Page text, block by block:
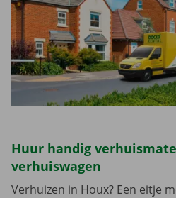
Huur handig
verhuiswagen
Verhuizen in Houx? Een eitje